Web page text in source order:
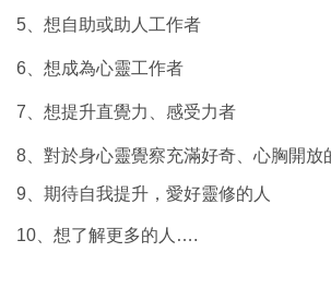
5、想自助或助人工作者
6、想成為心靈工作者
7、想提升直覺力、感受力者
8、對於身心靈覺察充滿好奇、心胸開放
9、期待自我提升，愛好靈修的人
10、想了解更多的人….